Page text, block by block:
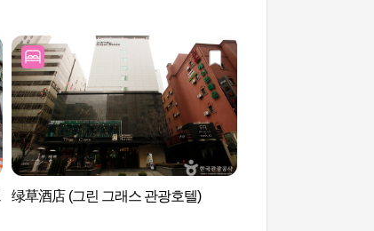
绿草酒店 (그린 그래스 관광호텔)